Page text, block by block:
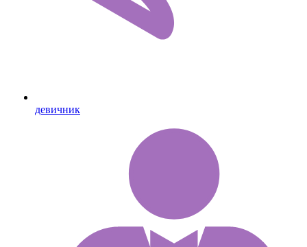
девичник